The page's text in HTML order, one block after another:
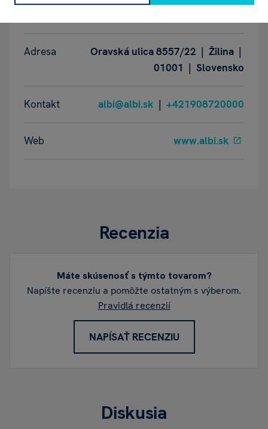
Adresa
Oravská ulica 8557/22 | Žilina |
01001 | Slovensko
Kontakt albi@albi.sk | +421908720000
Web www.albi.sk
Recenzia
Máte skúsenosť s týmto tovarom?
Napíšte recenziu a pomôžte ostatným s výberom.
Pravidlá recenzií
NAPÍSAŤ RECENZIU
Diskusia